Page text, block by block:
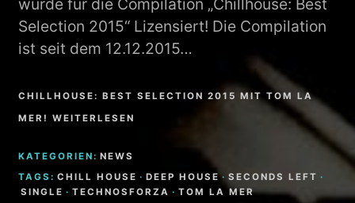
wurde für die Compilation „Chillhouse: Best
Selection 2015“ Lizensiert! Die Compilation
ist seit dem 12.12.2015…
CHILLHOUSE: BEST SELECTION 2015 MIT TOM LA
MER! WEITERLESEN
KATEGORIEN: NEWS
TAGS: CHILL HOUSE · DEEP HOUSE · SECONDS LEFT ·
SINGLE · TECHNOSFORZA · TOM LA MER